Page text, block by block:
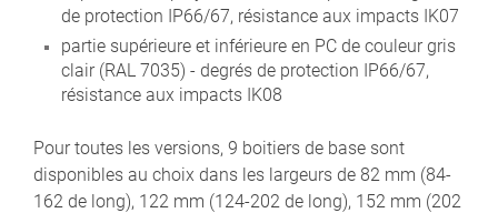
de protection IP66/67, résistance aux impacts IK07
partie supérieure et inférieure en PC de couleur gris
clair (RAL 7035) - degrés de protection IP66/67,
résistance aux impacts IK08
Pour toutes les versions, 9 boitiers de base sont
disponibles au choix dans les largeurs de 82 mm (84-
162 de long), 122 mm (124-202 de long), 152 mm (202